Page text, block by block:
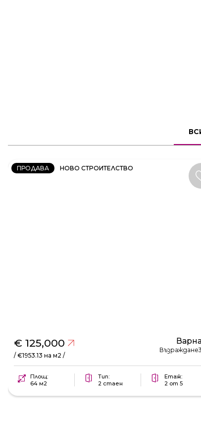
ПРОДАВА НОВО СТРОИТЕЛСТВО
231606
€ 125,000
/ €1953.13 на м2 /
Възраждане3
Площ:
64 м2
Тип:
2 стаен
Етаж:
2 от 5